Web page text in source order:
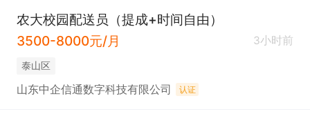
农大校园配送员（提成+时间自由）
3500-8000元/月
3小时前
泰山区
山东中企信通数字科技有限公司 认证